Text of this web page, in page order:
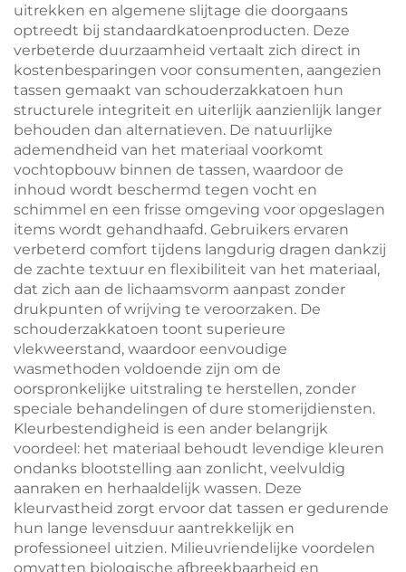
uitrekken en algemene slijtage die doorgaans
optreedt bij standaardkatoenproducten. Deze
verbeterde duurzaamheid vertaalt zich direct in
kostenbesparingen voor consumenten, aangezien
tassen gemaakt van schouderzakkatoen hun
structurele integriteit en uiterlijk aanzienlijk langer
behouden dan alternatieven. De natuurlijke
ademendheid van het materiaal voorkomt
vochtopbouw binnen de tassen, waardoor de
inhoud wordt beschermd tegen vocht en
schimmel en een frisse omgeving voor opgeslagen
items wordt gehandhaafd. Gebruikers ervaren
verbeterd comfort tijdens langdurig dragen dankzij
de zachte textuur en flexibiliteit van het materiaal,
dat zich aan de lichaamsvorm aanpast zonder
drukpunten of wrijving te veroorzaken. De
schouderzakkatoen toont superieure
vlekweerstand, waardoor eenvoudige
wasmethoden voldoende zijn om de
oorspronkelijke uitstraling te herstellen, zonder
speciale behandelingen of dure stomerijdiensten.
Kleurbestendigheid is een ander belangrijk
voordeel: het materiaal behoudt levendige kleuren
ondanks blootstelling aan zonlicht, veelvuldig
aanraken en herhaaldelijk wassen. Deze
kleurvastheid zorgt ervoor dat tassen er gedurende
hun lange levensduur aantrekkelijk en
professioneel uitzien. Milieuvriendelijke voordelen
omvatten biologische afbreekbaarheid en